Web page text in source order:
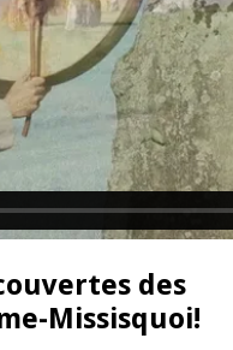
des
Missisquoi!